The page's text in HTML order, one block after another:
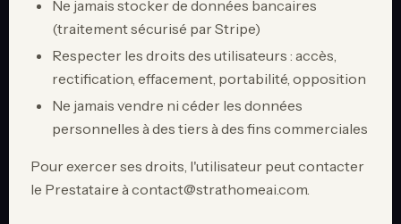
Ne jamais stocker de données bancaires
(traitement sécurisé par Stripe)
Respecter les droits des utilisateurs : accès,
rectification, effacement, portabilité, opposition
Ne jamais vendre ni céder les données
personnelles à des tiers à des fins commerciales
Pour exercer ses droits, l'utilisateur peut contacter
le Prestataire à contact@strathomeai.com.